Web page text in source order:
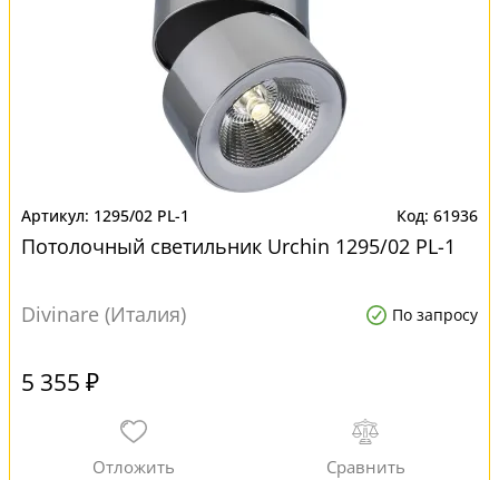
1295/02 PL-1 61936
Потолочный светильник Urchin 1295/02 PL-1
Divinare (Италия) По запросу
5 355 ₽